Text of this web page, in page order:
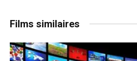
Films similaires